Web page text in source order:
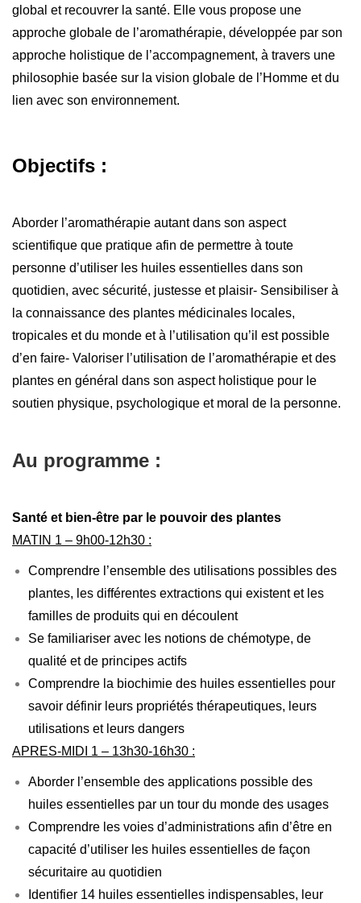
global et recouvrer la santé. Elle vous propose une
approche globale de l’aromathérapie, développée par son
approche holistique de l’accompagnement, à travers une
philosophie basée sur la vision globale de l’Homme et du
lien avec son environnement.
Objectifs :
Aborder l’aromathérapie autant dans son aspect
scientifique que pratique afin de permettre à toute
personne d’utiliser les huiles essentielles dans son
quotidien, avec sécurité, justesse et plaisir- Sensibiliser à
la connaissance des plantes médicinales locales,
tropicales et du monde et à l’utilisation qu’il est possible
d’en faire- Valoriser l’utilisation de l’aromathérapie et des
plantes en général dans son aspect holistique pour le
soutien physique, psychologique et moral de la personne.
Au programme :
Santé et bien-être par le pouvoir des plantes
MATIN 1 – 9h00-12h30 :
Comprendre l’ensemble des utilisations possibles des
plantes, les différentes extractions qui existent et les
familles de produits qui en découlent
Se familiariser avec les notions de chémotype, de
qualité et de principes actifs
Comprendre la biochimie des huiles essentielles pour
savoir définir leurs propriétés thérapeutiques, leurs
utilisations et leurs dangers
APRES-MIDI 1 – 13h30-16h30 :
Aborder l’ensemble des applications possible des
huiles essentielles par un tour du monde des usages
Comprendre les voies d’administrations afin d’être en
capacité d’utiliser les huiles essentielles de façon
sécuritaire au quotidien
Identifier 14 huiles essentielles indispensables, leur